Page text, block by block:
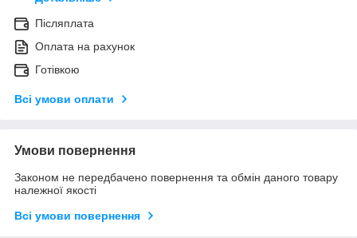
Післяплата
Оплата на рахунок
Готівкою
Всі умови оплати
Умови повернення
Законом не передбачено повернення та обмін даного товару
належної якості
Всі умови повернення